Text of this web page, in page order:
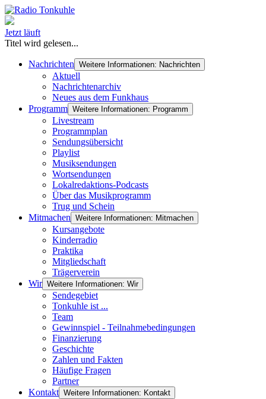
Jetzt läuft
Titel wird gelesen...
Nachrichten Weitere Informationen: Nachrichten
Aktuell
Nachrichtenarchiv
Neues aus dem Funkhaus
Programm Weitere Informationen: Programm
Livestream
Programmplan
Sendungsübersicht
Playlist
Musiksendungen
Wortsendungen
Lokalredaktions-Podcasts
Über das Musikprogramm
Trug und Schein
Mitmachen Weitere Informationen: Mitmachen
Kursangebote
Kinderradio
Praktika
Mitgliedschaft
Trägerverein
Wir Weitere Informationen: Wir
Sendegebiet
Tonkuhle ist ...
Team
Gewinnspiel - Teilnahmebedingungen
Finanzierung
Geschichte
Zahlen und Fakten
Häufige Fragen
Partner
Kontakt Weitere Informationen: Kontakt